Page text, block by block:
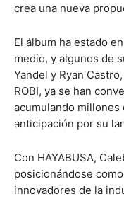
crea una nueva
El álbum ha estado
medio, y algunos de
Yandel y Ryan
ROBI, ya se han
acumulando
anticipación por su
Con HAYABUSA,
posicionándose
innovadores de la